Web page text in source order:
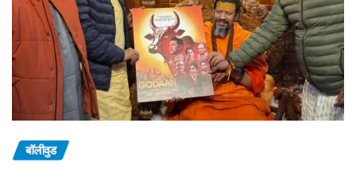
बॉलीवुड